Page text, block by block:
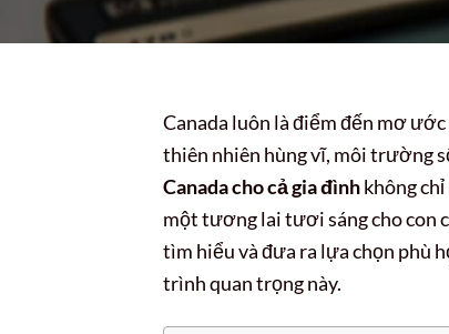
Canada luôn là điểm đến mơ
thiên nhiên hùng vĩ, môi trường
Canada cho cả gia đìnhkhông
một tương lai tươi sáng cho con
tìm hiểu và đưa ra lựa chọn phù
trình quan trọng này.